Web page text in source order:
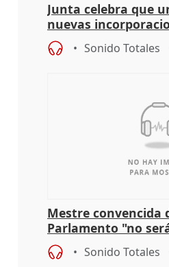
Junta celebra que
nuevas
andaluz son
Sonido Totales
Mestre convencida
Parlamento "no
defiende
Vox
Sonido Totales